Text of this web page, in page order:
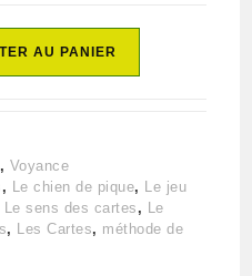
AU PANIER
, Voyance
, Le chien de pique, Le jeu
Le sens des cartes , Le
, Les Cartes, méthode de